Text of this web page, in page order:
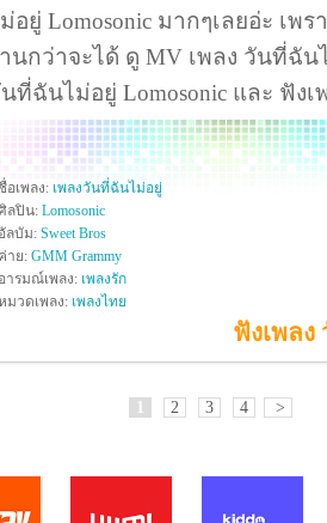
อยู่ Lomosonic มากๆเลยอ่ะ เพ
นกว่าจะได้ ดู MV เพลง วันที่ฉัน
ที่ฉันไม่อยู่ Lomosonic และ ฟัง
ชื่อเพลง: เพลงวันที่ฉันไม่อยู่
ลปิน: Lomosonic
อัลบัม: Sweet Bros
ค่าย: GMM Grammy
อารมณ์เพลง: เพลงรัก
มวดเพลง: เพลงไทย
ฟังเพลง
2 3 4 >